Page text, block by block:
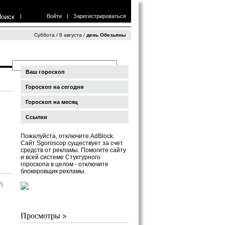
| Войти | Зарегистрироваться
Суббота / 8 августа / день Обезьяны
Ваш гороскоп
Гороскоп на сегодня
Гороскоп на месяц
Ссылки
Пожалуйста, отключите AdBlock.
Сайт Sgoroscop существует за счет
средств от рекламы. Помогите сайту
и всей системе Стуктурного
гороскопа в целом - отключите
блокировщик рекламы.
Просмотры >